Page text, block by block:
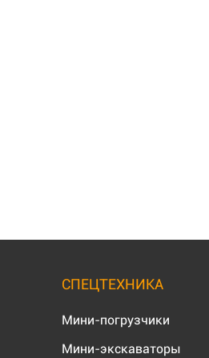
СПЕЦТЕХНИКА
Мини-погрузчики
Мини-экскаваторы